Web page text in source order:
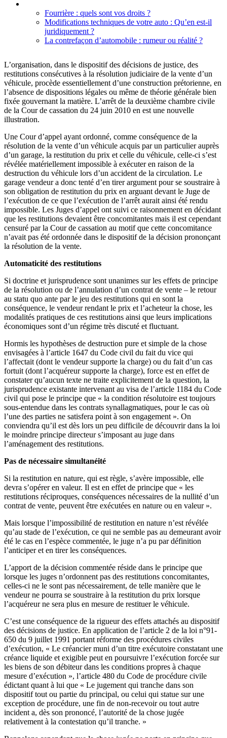
Fourrière : quels sont vos droits ?
Modifications techniques de votre auto : Qu’en est-il
juridiquement ?
La contrefaçon d’automobile : rumeur ou réalité ?
L’organisation, dans le dispositif des décisions de justice, des
restitutions consécutives à la résolution judiciaire de la vente d’un
véhicule, procède essentiellement d’une construction prétorienne, en
l’absence de dispositions légales ou même de théorie générale bien
fixée gouvernant la matière. L’arrêt de la deuxième chambre civile
de la Cour de cassation du 24 juin 2010 en est une nouvelle
illustration.
Une Cour d’appel ayant ordonné, comme conséquence de la
résolution de la vente d’un véhicule acquis par un particulier auprès
d’un garage, la restitution du prix et celle du véhicule, celle-ci s’est
révélée matériellement impossible à exécuter en raison de la
destruction du véhicule lors d’un accident de la circulation. Le
garage vendeur a donc tenté d’en tirer argument pour se soustraire à
son obligation de restitution du prix en arguant devant le Juge de
l’exécution de ce que l’exécution de l’arrêt aurait ainsi été rendu
impossible. Les Juges d’appel ont suivi ce raisonnement en décidant
que les restitutions devaient être concomitantes mais il est cependant
censuré par la Cour de cassation au motif que cette concomitance
n’avait pas été ordonnée dans le dispositif de la décision prononçant
la résolution de la vente.
Automaticité des restitutions
Si doctrine et jurisprudence sont unanimes sur les effets de principe
de la résolution ou de l’annulation d’un contrat de vente – le retour
au statu quo ante par le jeu des restitutions qui en sont la
conséquence, le vendeur rendant le prix et l’acheteur la chose, les
modalités pratiques de ces restitutions ainsi que leurs implications
économiques sont d’un régime très discuté et fluctuant.
Hormis les hypothèses de destruction pure et simple de la chose
envisagées à l’article 1647 du Code civil du fait du vice qui
l’affectait (dont le vendeur supporte la charge) ou du fait d’un cas
fortuit (dont l’acquéreur supporte la charge), force est en effet de
constater qu’aucun texte ne traite explicitement de la question, la
jurisprudence existante intervenant au visa de l’article 1184 du Code
civil qui pose le principe que « la condition résolutoire est toujours
sous-entendue dans les contrats synallagmatiques, pour le cas où
l’une des parties ne satisfera point à son engagement ». On
conviendra qu’il est dès lors un peu difficile de découvrir dans la loi
le moindre principe directeur s’imposant au juge dans
l’aménagement des restitutions.
Pas de nécessaire simultanéité
Si la restitution en nature, qui est règle, s’avère impossible, elle
devra s’opérer en valeur. Il est en effet de principe que « les
restitutions réciproques, conséquences nécessaires de la nullité d’un
contrat de vente, peuvent être exécutées en nature ou en valeur ».
Mais lorsque l’impossibilité de restitution en nature n’est révélée
qu’au stade de l’exécution, ce qui ne semble pas au demeurant avoir
été le cas en l’espèce commentée, le juge n’a pu par définition
l’anticiper et en tirer les conséquences.
L’apport de la décision commentée réside dans le principe que
lorsque les juges n’ordonnent pas des restitutions concomitantes,
celles-ci ne le sont pas nécessairement, de telle manière que le
vendeur ne pourra se soustraire à la restitution du prix lorsque
l’acquéreur ne sera plus en mesure de restituer le véhicule.
C’est une conséquence de la rigueur des effets attachés au dispositif
des décisions de justice. En application de l’article 2 de la loi n°91-
650 du 9 juillet 1991 portant réforme des procédures civiles
d’exécution, « Le créancier muni d’un titre exécutoire constatant une
créance liquide et exigible peut en poursuivre l’exécution forcée sur
les biens de son débiteur dans les conditions propres à chaque
mesure d’exécution », l’article 480 du Code de procédure civile
édictant quant à lui que « Le jugement qui tranche dans son
dispositif tout ou partie du principal, ou celui qui statue sur une
exception de procédure, une fin de non-recevoir ou tout autre
incident a, dès son prononcé, l’autorité de la chose jugée
relativement à la contestation qu’il tranche. »